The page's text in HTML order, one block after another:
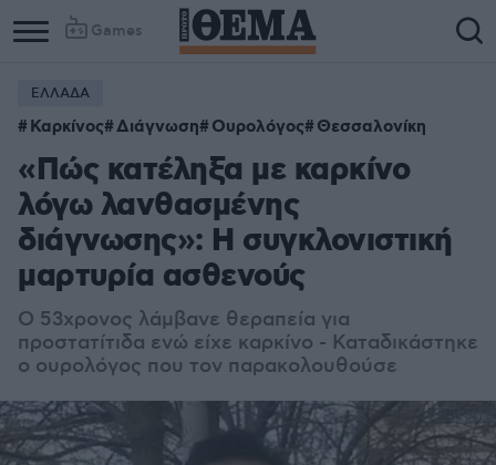
Games
ΕΛΛΑΔΑ
Καρκίνος Διάγνωση Ουρολόγος Θεσσαλονίκη
«Πώς κατέληξα με καρκίνο
λόγω λανθασμένης
διάγνωσης»: Η συγκλονιστική
μαρτυρία ασθενούς
Ο 53χρονος λάμβανε θεραπεία για
προστατίτιδα ενώ είχε καρκίνο - Καταδικάστηκε
ο ουρολόγος που τον παρακολουθούσε